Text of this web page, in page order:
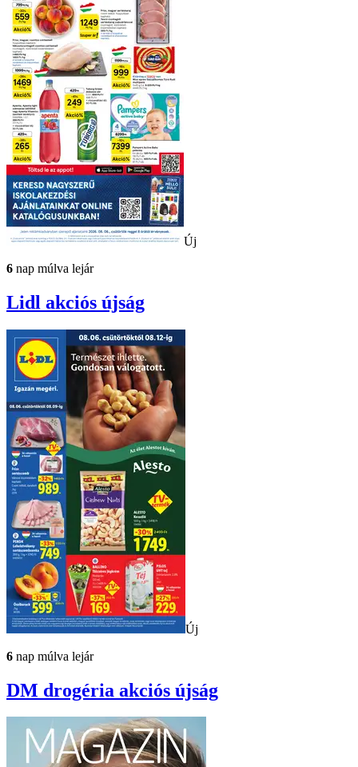
Új
6 nap múlva lejár
Lidl akciós újság
Új
6 nap múlva lejár
DM drogéria akciós újság